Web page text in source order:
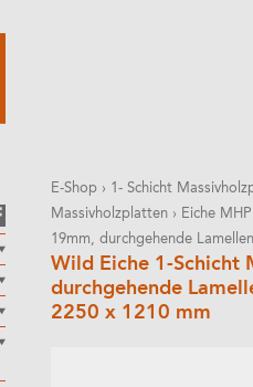
E-Shop › 1- Schicht
Massivholzplatten › Eiche
19mm, durchgehende Lamellen
Wild Eiche 1-Schicht
durchgehende
2250 x 1210 mm